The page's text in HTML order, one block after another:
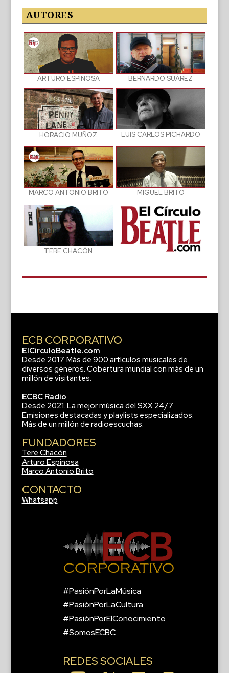
publicaciones
AUTORES
ARTURO ESPINOSA BERNARDO SUÁREZ
HORACIO MUÑOZ LUIS CARLOS PICHARDO
MARCO ANTONIO BRITO MIGUEL BRITO
TERE CHACÓN
ECB CORPORATIVO
ElCirculoBeatle.com
Desde 2017. Más de 900 artículos musicales de
diversos géneros. Cobertura mundial con más de un
millón de visitantes.
ECBC Radio
Desde 2021. La mejor música del SXX 24/7.
Emisiones destacadas y playlists especializados.
Más de un millón de radioescuchas.
FUNDADORES
Tere Chacón
Arturo Espinosa
Marco Antonio Brito
CONTACTO
Whatsapp
#PasiónPorLaMúsica
#PasiónPorLaCultura
#PasiónPorElConocimiento
#SomosECBC
REDES SOCIALES